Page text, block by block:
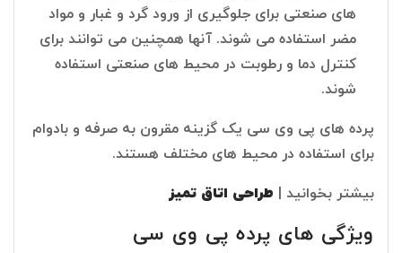
های صنعتی برای جلوگیری از ورود گرد و غبار و مواد
مضر استفاده می شوند. آنها همچنین می توانند برای
کنترل دما و رطوبت در محیط های صنعتی استفاده
شوند.
پرده های پی وی سی یک گزینه مقرون به صرفه و بادوام
برای استفاده در محیط های مختلف هستند.
بیشتر بخوانید | طراحی اتاق تمیز
ویژگی های پرده پی وی سی